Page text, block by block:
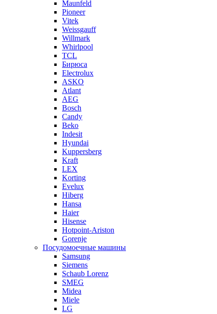
Maunfeld
Pioneer
Vitek
Weissgauff
Willmark
Whirlpool
TCL
Бирюса
Electrolux
ASKO
Atlant
AEG
Bosch
Candy
Beko
Indesit
Hyundai
Kuppersberg
Kraft
LEX
Korting
Evelux
Hiberg
Hansa
Haier
Hisense
Hotpoint-Ariston
Gorenje
Посудомоечные машины
Samsung
Siemens
Schaub Lorenz
SMEG
Midea
Miele
LG